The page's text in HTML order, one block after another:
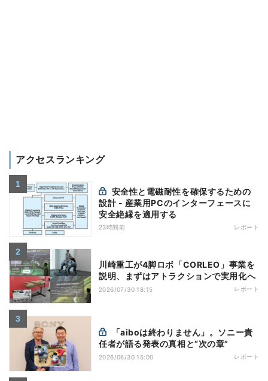
アクセスランキング
設計 - 産業用PCのインターフェースに
安全絶縁を適用する
23時間前 レポート
川崎重工が4脚ロボ「CORLEO」事業を
説明、まずはアトラクションで実用化へ
2026/07/30 18:15 レポート
任者が語る発表の真相と“次の章”
2026/06/30 15:00 レポート